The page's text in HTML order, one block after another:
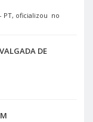
PT, oficializou no
DE